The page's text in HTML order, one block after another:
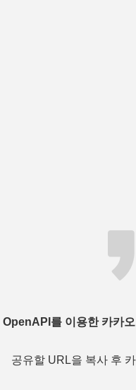
OpenAPI를 이용한 카카
공유할 URL을 복사 후